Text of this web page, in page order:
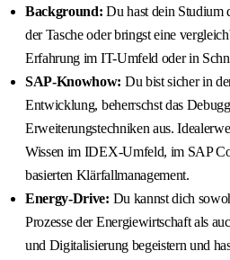
Background: Du hast dein Studium
der Tasche oder bringst eine
Erfahrung im IT-Umfeld oder in
SAP-Knowhow: Du bist sicher in
Entwicklung, beherrschst das
Erweiterungstechniken aus.
Wissen im IDEX-Umfeld, im SAP
basierten Klärfallmanagement.
Energy-Drive: Du kannst dich
Prozesse der Energiewirtschaft als
und Digitalisierung begeistern und